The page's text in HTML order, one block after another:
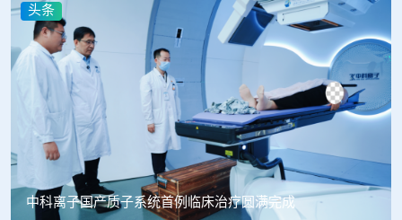
头条
韩国忠清北道上半年农水产品放射性检测结果达标